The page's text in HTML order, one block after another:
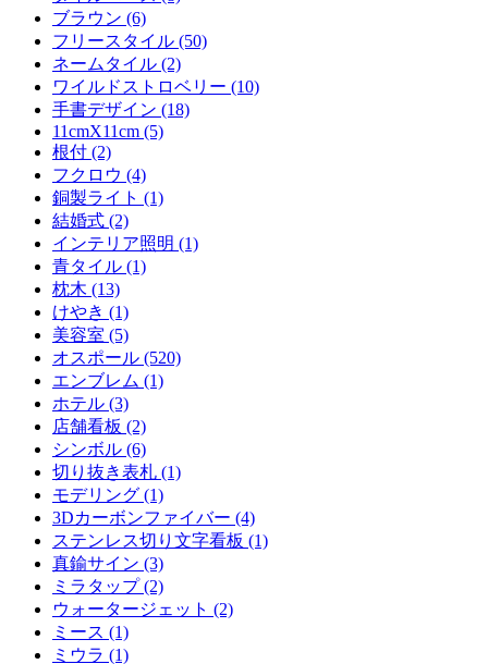
ブラウン (6)
フリースタイル (50)
ネームタイル (2)
ワイルドストロベリー (10)
手書デザイン (18)
11cmX11cm (5)
根付 (2)
フクロウ (4)
銅製ライト (1)
結婚式 (2)
インテリア照明 (1)
青タイル (1)
枕木 (13)
けやき (1)
美容室 (5)
オスポール (520)
エンブレム (1)
ホテル (3)
店舗看板 (2)
シンボル (6)
切り抜き表札 (1)
モデリング (1)
3Dカーボンファイバー (4)
ステンレス切り文字看板 (1)
真鍮サイン (3)
ミラタップ (2)
ウォータージェット (2)
ミース (1)
ミウラ (1)